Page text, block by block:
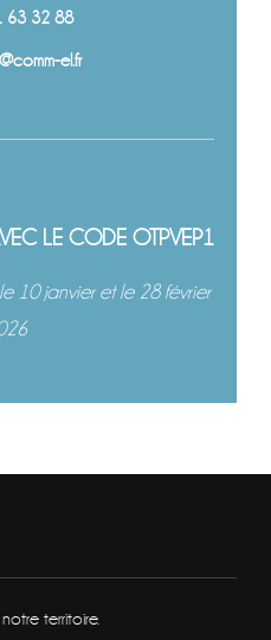
63 32 88
el.fr
LE CODE OTPVEP1
10 janvier et le 28 février
territoire.